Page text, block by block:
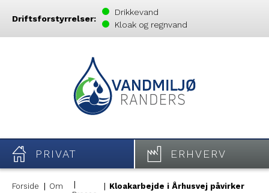
Driftsforstyrrelser:
Drikkevand
Kloak og regnvand
PRIVAT ERHVERV
Forside
Om
Kloakarbejde i Århusvej påvirker